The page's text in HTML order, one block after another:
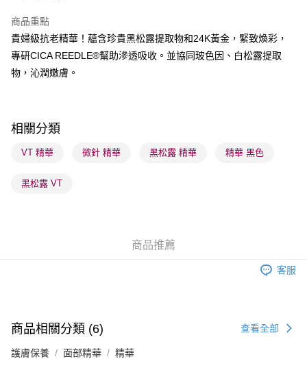
BoC Pay
送貨方式
順豐自助櫃 - 確認發貨後1-3個工作天送達
順豐站及營業點 - 確認發貨後1-3個工作天送達
物流公司進行物流配送
取。逾期會取消訂單，並不會安排重寄
每筆HK$20.00，滿HK$100.00或以上免運費
澳門地區配送 - 確認發貨後1-4個工作天送達
商品重點
貴婦級抗老精華！蘊含珍貴黑松露提取物和24K黃金，緊致煥彩，
專研CICA REEDLE®幫助滲透吸收。並協同玻色因、白松露提取
物，沁潤嫩膚。
相關分類
VT 精華 微針 精華 黑松露 精華 精華 黑色
黑松露 VT
商品推薦
客服
商品相關分類 (6) 查看全部
護膚保養 面部精華 精華